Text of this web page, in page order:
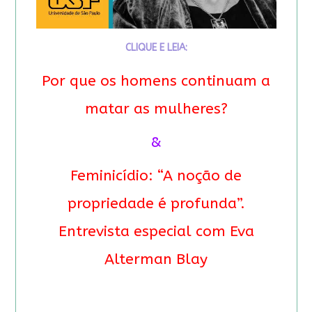
CLIQUE E LEIA:
Por que os homens continuam a
matar as mulheres?
&
Feminicídio: “A noção de
propriedade é profunda”.
Entrevista especial com Eva
Alterman Blay